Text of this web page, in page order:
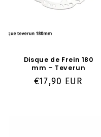
Disque de Frein 180
mm – Teverun
Prix
€17,90 EUR